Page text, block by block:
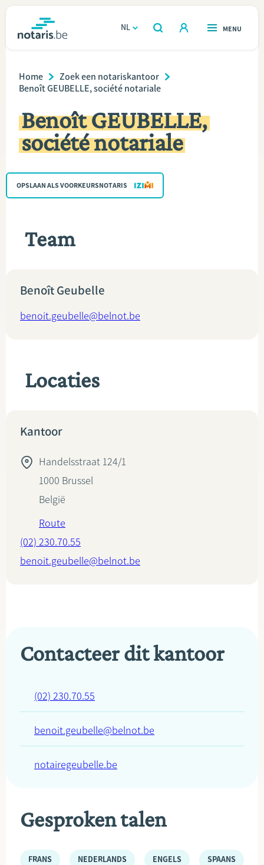
inhoud
NL
OPEN
ZOEKEN
OPEN
MENU
Wonen
Relatie & samenleven
Erven & schenken
Ondernemen
Rekenmodules
VIND EEN NOTARIS
Breadcrumb
Home
Zoek een notariskantoor
Benoît GEUBELLE, société notariale
Benoît GEUBELLE,
société notariale
OPSLAAN ALS VOORKEURSNOTARIS
Team
Benoît Geubelle
benoit.geubelle@belnot.be
Locaties
Kantoor
Handelsstraat 124/1
1000 Brussel
België
Route
(02) 230.70.55
benoit.geubelle@belnot.be
Contacteer dit kantoor
(02) 230.70.55
benoit.geubelle@belnot.be
notairegeubelle.be
Gesproken talen
FRANS NEDERLANDS ENGELS SPAANS